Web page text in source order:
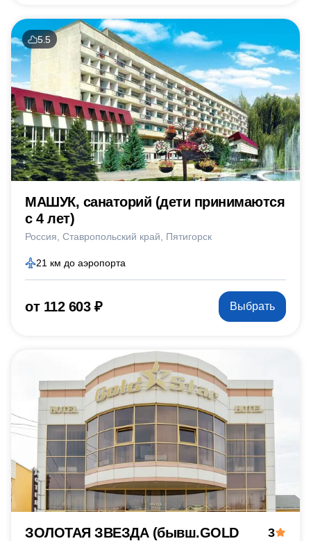
5.5
МАШУК, санаторий (дети принимаются
с 4 лет)
Россия Ставропольский край Пятигорск
21 км до аэропорта
от 112 603 ₽ Выбрать
ЗОЛОТАЯ ЗВЕЗДА (бывш.GOLD
3